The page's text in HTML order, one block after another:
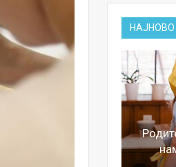
НАЈНОВО
офлајн до
воведе